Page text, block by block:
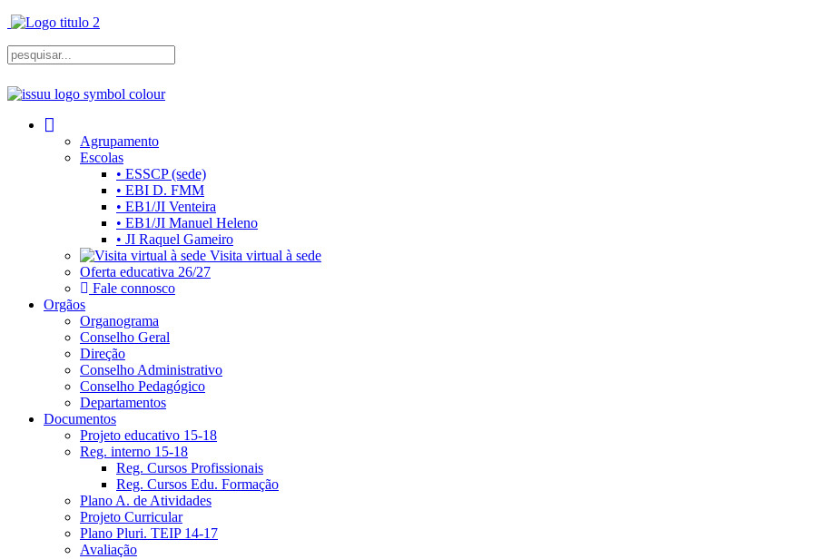
Agrupamento
Escolas
• ESSCP (sede)
• EBI D. FMM
• EB1/JI Venteira
• EB1/JI Manuel Heleno
• JI Raquel Gameiro
Visita virtual à sede
Oferta educativa 26/27
Fale connosco
Orgãos
Organograma
Conselho Geral
Direção
Conselho Administrativo
Conselho Pedagógico
Departamentos
Documentos
Projeto educativo 15-18
Reg. interno 15-18
Reg. Cursos Profissionais
Reg. Cursos Edu. Formação
Plano A. de Atividades
Projeto Curricular
Plano Pluri. TEIP 14-17
Avaliação